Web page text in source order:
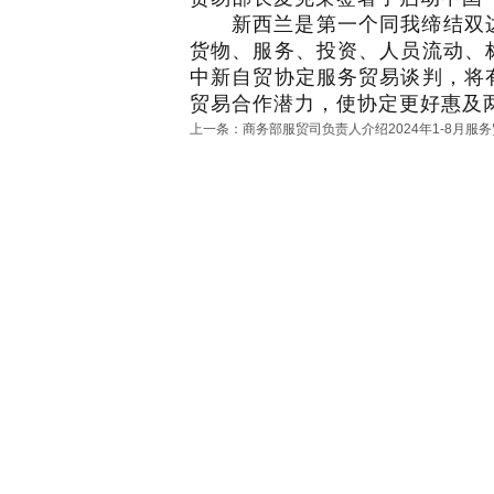
新西兰是第一个同我缔结
货物、服务、投资、人员流动
中新自贸协定服务贸易谈判，
贸易合作潜力，使协定更好惠及
上一条：商务部服贸司负责人介绍2024年1-8月服